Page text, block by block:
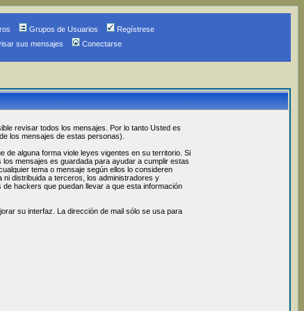
Grupos de Usuarios
Regístrese
sus mensajes Conectarse
revisar todos los mensajes. Por lo tanto Usted es
los mensajes de estas personas).
alguna forma viole leyes vigentes en su territorio. Si
mensajes es guardada para ayudar a cumplir estas
tema o mensaje según ellos lo consideren
ni distribuida a terceros, los administradores y
hackers que puedan llevar a que esta información
su interfaz. La dirección de mail sólo se usa para